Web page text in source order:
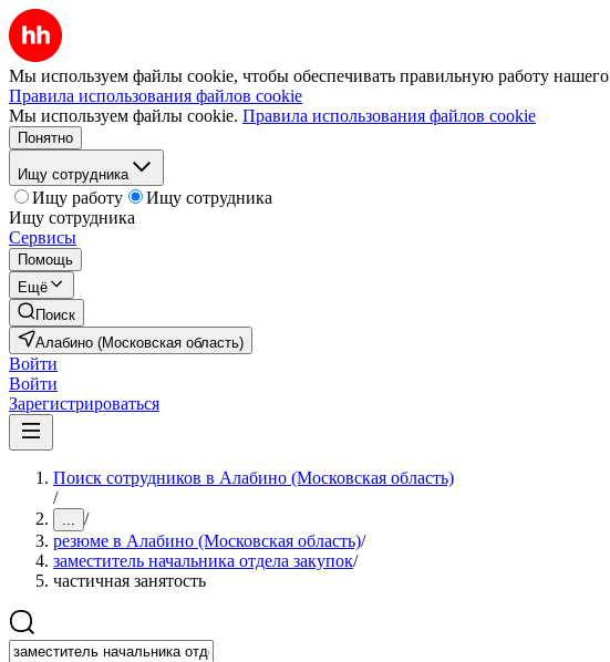
Мы используем файлы cookie, чтобы обеспечивать правильную работу нашего
Правила использования файлов cookie
Мы используем файлы cookie. Правила использования файлов cookie
Понятно
Ищу сотрудника
Ищу работу
Ищу сотрудника
Ищу сотрудника
Сервисы
Помощь
Ещё
Поиск
Алабино (Московская область)
Войти
Войти
Зарегистрироваться
Поиск сотрудников в Алабино (Московская область)
/
... /
резюме в Алабино (Московская область)/
заместитель начальника отдела закупок/
частичная занятость